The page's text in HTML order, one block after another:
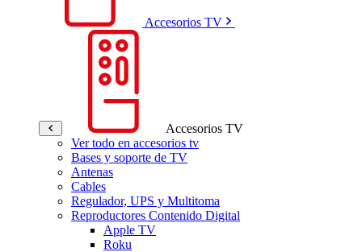
Accesorios TV
Accesorios TV
Ver todo en accesorios tv
Bases y soporte de TV
Antenas
Cables
Regulador, UPS y Multitoma
Reproductores Contenido Digital
Apple TV
Roku